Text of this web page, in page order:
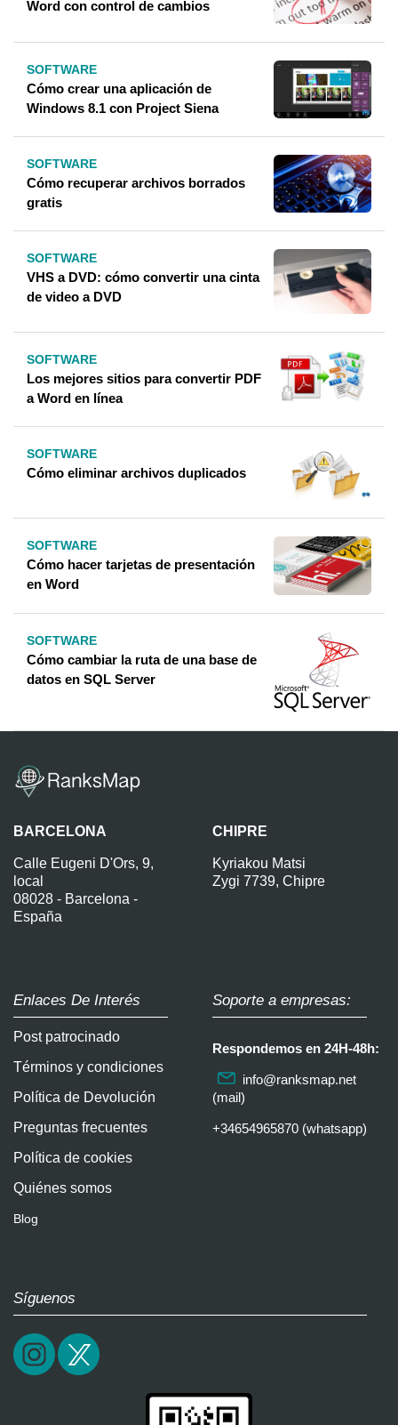
Word con control de cambios
SOFTWARE
Cómo crear una aplicación de
Windows 8.1 con Project Siena
SOFTWARE
Cómo recuperar archivos borrados
gratis
SOFTWARE
VHS a DVD: cómo convertir una cinta
de video a DVD
SOFTWARE
Los mejores sitios para convertir PDF
a Word en línea
SOFTWARE
Cómo eliminar archivos duplicados
SOFTWARE
Cómo hacer tarjetas de presentación
en Word
SOFTWARE
Cómo cambiar la ruta de una base de
datos en SQL Server
BARCELONA
Calle Eugeni D'Ors, 9,
local
08028 - Barcelona -
España
CHIPRE
Kyriakou Matsi
Zygi 7739, Chipre
Enlaces De Interés
Post patrocinado
Términos y condiciones
Política de Devolución
Preguntas frecuentes
Política de cookies
Quiénes somos
Blog
Soporte a empresas:
Respondemos en 24H-48h:
info@ranksmap.net
(mail)
+34654965870 (whatsapp)
Síguenos